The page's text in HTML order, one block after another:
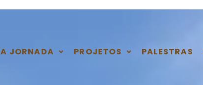
A JORNADA PROJETOS PALESTRAS